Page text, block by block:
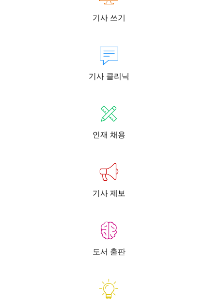
기사 쓰기
기사 클리닉
인재 채용
기사 제보
도서 출판